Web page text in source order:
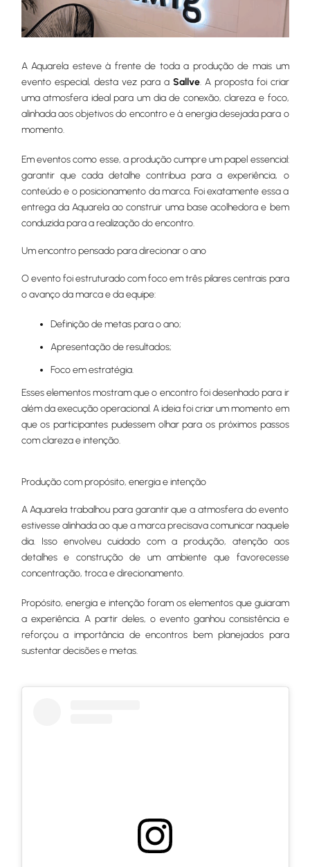
A Aquarela esteve à frente de toda a produção de mais um
evento especial, desta vez para a Sallve. A proposta foi criar
uma atmosfera ideal para um dia de conexão, clareza e foco,
alinhada aos objetivos do encontro e à energia desejada para o
momento.
Em eventos como esse, a produção cumpre um papel essencial:
garantir que cada detalhe contribua para a experiência, o
conteúdo e o posicionamento da marca. Foi exatamente essa a
entrega da Aquarela ao construir uma base acolhedora e bem
conduzida para a realização do encontro.
Um encontro pensado para direcionar o ano
O evento foi estruturado com foco em três pilares centrais para
o avanço da marca e da equipe:
Definição de metas para o ano;
Apresentação de resultados;
Foco em estratégia.
Esses elementos mostram que o encontro foi desenhado para ir
além da execução operacional. A ideia foi criar um momento em
que os participantes pudessem olhar para os próximos passos
com clareza e intenção.
Produção com propósito, energia e intenção
A Aquarela trabalhou para garantir que a atmosfera do evento
estivesse alinhada ao que a marca precisava comunicar naquele
dia. Isso envolveu cuidado com a produção, atenção aos
detalhes e construção de um ambiente que favorecesse
concentração, troca e direcionamento.
Propósito, energia e intenção foram os elementos que guiaram
a experiência. A partir deles, o evento ganhou consistência e
reforçou a importância de encontros bem planejados para
sustentar decisões e metas.